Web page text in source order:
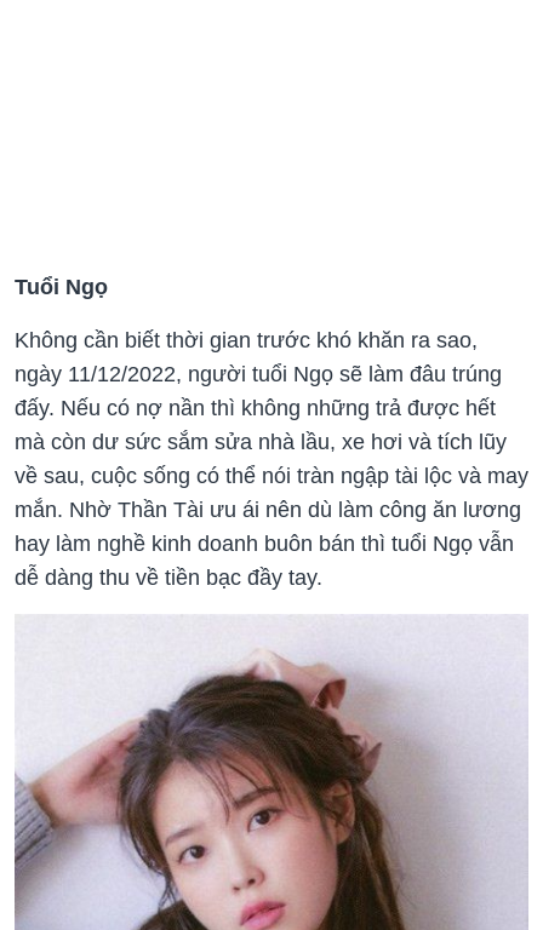
Tuổi Ngọ
Không cần biết thời gian trước khó khăn ra sao,
ngày 11/12/2022, người tuổi Ngọ sẽ làm đâu trúng
đấy. Nếu có nợ nần thì không những trả được hết
mà còn dư sức sắm sửa nhà lầu, xe hơi và tích lũy
về sau, cuộc sống có thể nói tràn ngập tài lộc và may
mắn. Nhờ Thần Tài ưu ái nên dù làm công ăn lương
hay làm nghề kinh doanh buôn bán thì tuổi Ngọ vẫn
dễ dàng thu về tiền bạc đầy tay.